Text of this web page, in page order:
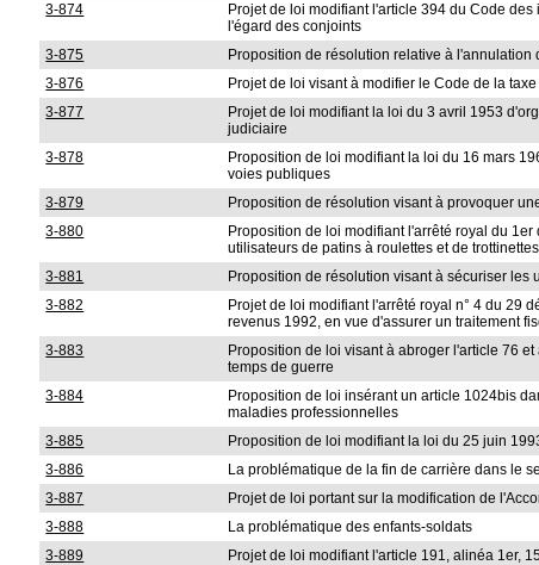
3-874
Projet de loi modifiant l'article 394 du Code
l'égard des conjoints
3-875 Proposition de résolution relative à
3-876
Projet de loi visant à modifier le Code de la
3-877
Projet de loi modifiant la loi du 3 avril 1953
judiciaire
3-878
Proposition de loi modifiant la loi du 16 mars
voies publiques
3-879 Proposition de résolution visant à provoquer
3-880
Proposition de loi modifiant l'arrêté royal du
utilisateurs de patins à roulettes et de trottinettes
3-881 Proposition de résolution visant à sécuriser
3-882
Projet de loi modifiant l'arrêté royal n° 4 du 29
revenus 1992, en vue d'assurer un traitement
3-883
Proposition de loi visant à abroger l'article 76
temps de guerre
3-884
Proposition de loi insérant un article 1024bis
maladies professionnelles
3-885 Proposition de loi modifiant la loi du 25 juin
3-886
La problématique de la fin de carrière dans le
3-887
Projet de loi portant sur la modification de
3-888
La problématique des enfants-soldats
3-889
Projet de loi modifiant l'article 191, alinéa 1er,